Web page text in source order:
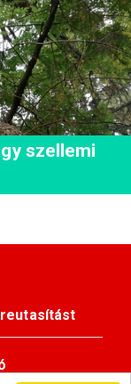
szellemi